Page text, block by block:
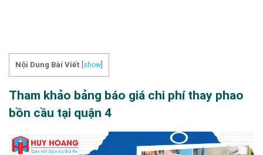
Nội Dung Bài Viết show
Tham khảo bảng báo giá chi phí thay phao
bồn cầu tại quận 4